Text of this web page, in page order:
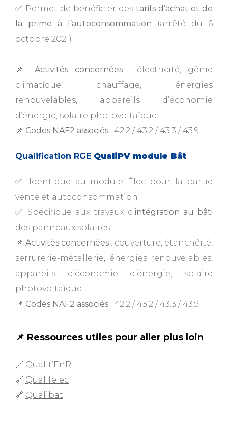
✅ Permet de bénéficier des tarifs d’achat et de
la prime à l’autoconsommation (arrêté du 6
octobre 2021)
📌 Activités concernées: électricité, génie
climatique, chauffage, énergies
renouvelables, appareils d’économie
d’énergie, solaire photovoltaïque.
📌 Codes NAF2 associés : 42.2 / 43.2 / 43.3 / 43.9
Qualification RGE QualiPV module Bât
✅ Identique au module Élec pour la partie
vente et autoconsommation
✅ Spécifique aux travaux d’intégration au bâti
des panneaux solaires
📌 Activités concernées : couverture, étanchéité,
serrurerie-métallerie, énergies renouvelables,
appareils d’économie d’énergie, solaire
photovoltaïque
📌 Codes NAF2 associés : 42.2 / 43.2 / 43.3 / 43.9
📌 Ressources utiles pour aller plus loin
🔗 Qualit’EnR
🔗 Qualifelec
🔗 Qualibat